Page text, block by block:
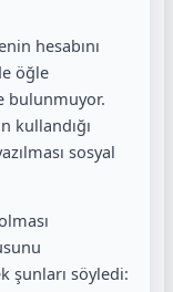
hesabını
öğle
bulunmuyor.
kullandığı
sosyal
şunları söyledi: